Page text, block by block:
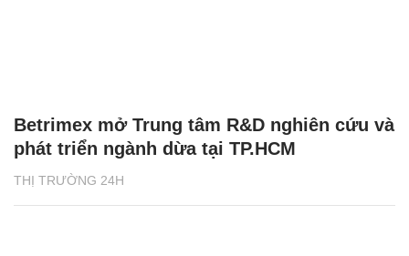
THỊ TRƯỜNG 24H
Betrimex mở Trung tâm R&D nghiên cứu và
phát triển ngành dừa tại TP.HCM